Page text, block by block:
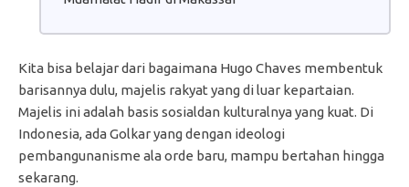
Kita bisa belajar dari bagaimana Hugo Chaves membentuk
barisannya dulu, majelis rakyat yang di luar kepartaian.
Majelis ini adalah basis sosialdan kulturalnya yang kuat. Di
Indonesia, ada Golkar yang dengan ideologi
pembangunanisme ala orde baru, mampu bertahan hingga
sekarang.